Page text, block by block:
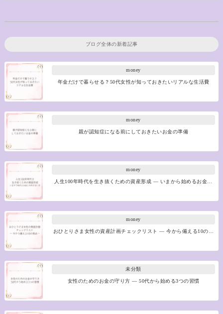
ブログ全体の新着記事
money
年金だけで暮らせる？50代女性が知っておきたいリアルな生活費
money
親が認知症になる前にしておきたいお金の準備
money
人生100年時代を生き抜くための資産形成 ― いまから始めるお金…
money
おひとりさま女性の資産計画チェックリスト ― 今から備える10の…
未分類
女性のためのお金の守り方 ― 50代から始める3つの習慣